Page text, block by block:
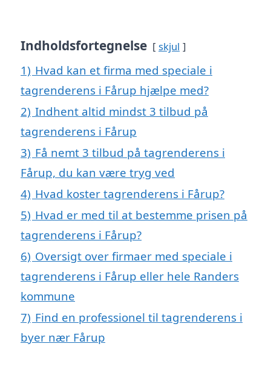
Indholdsfortegnelse skjul
1) Hvad kan et firma med speciale i
tagrenderens i Fårup hjælpe med?
2) Indhent altid mindst 3 tilbud på
tagrenderens i Fårup
3) Få nemt 3 tilbud på tagrenderens i
Fårup, du kan være tryg ved
4) Hvad koster tagrenderens i Fårup?
5) Hvad er med til at bestemme prisen på
tagrenderens i Fårup?
6) Oversigt over firmaer med speciale i
tagrenderens i Fårup eller hele Randers
kommune
7) Find en professionel til tagrenderens i
byer nær Fårup